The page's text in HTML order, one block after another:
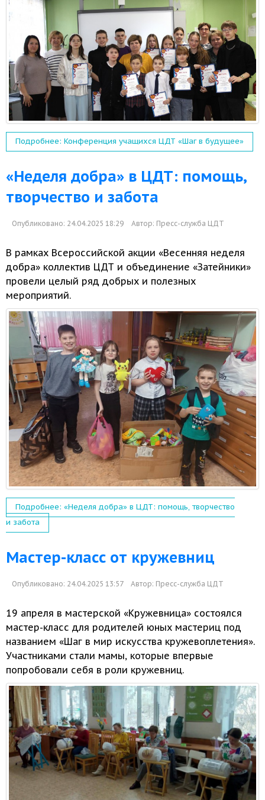
Подробнее: Конференция учащихся ЦДТ «Шаг в будущее»
«Неделя добра» в ЦДТ: помощь,
творчество и забота
Опубликовано: 24.04.2025 18:29 Автор: Пресс-служба ЦДТ
В рамках Всероссийской акции «Весенняя неделя
добра» коллектив ЦДТ и объединение «Затейники»
провели целый ряд добрых и полезных
мероприятий.
Подробнее: «Неделя добра» в ЦДТ: помощь, творчество
и забота
Мастер-класс от кружевниц
Опубликовано: 24.04.2025 13:57 Автор: Пресс-служба ЦДТ
19 апреля в мастерской «Кружевница» состоялся
мастер-класс для родителей юных мастериц под
названием «Шаг в мир искусства кружевоплетения».
Участниками стали мамы, которые впервые
попробовали себя в роли кружевниц.